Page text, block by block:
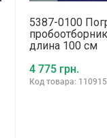
5387-0100
длина 100 см
4 775 грн.
Код товара: 110915